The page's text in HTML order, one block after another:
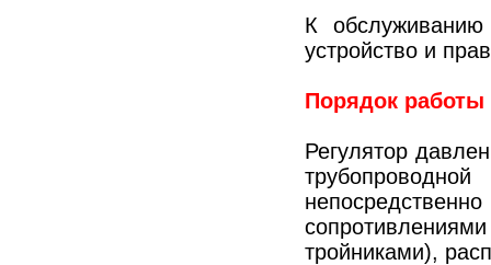
К обслуживанию
устройство и
Порядок работы
Регулятор
тройниками),